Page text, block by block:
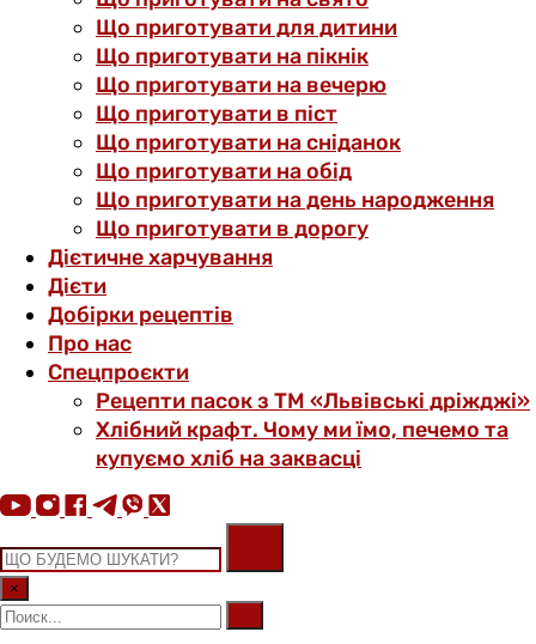
Що приготувати для дитини
Що приготувати на пікнік
Що приготувати на вечерю
Що приготувати в піст
Що приготувати на сніданок
Що приготувати на обід
Що приготувати на день народження
Що приготувати в дорогу
Дієтичне харчування
Дієти
Добірки рецептів
Про нас
Спецпроєкти
Рецепти пасок з ТМ «Львівські дріжджі»
Хлібний крафт. Чому ми їмо, печемо та
купуємо хліб на заквасці
×